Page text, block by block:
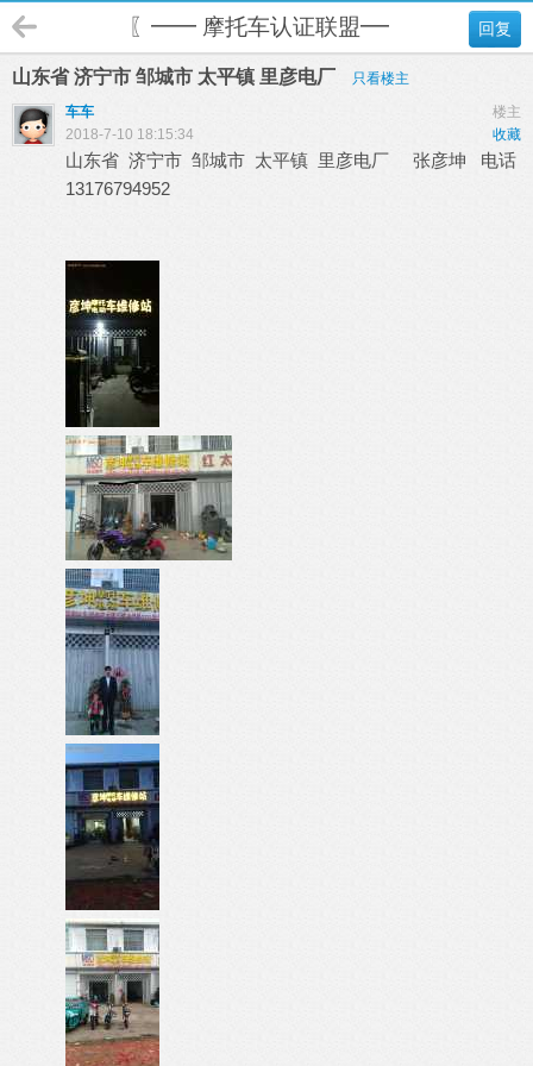
回复
〖━━ 摩托车认证联盟━━〗
山东省 济宁市 邹城市 太平镇 里彦电厂
只看楼主
楼主
车车
收藏
2018-7-10 18:15:34
山东省 济宁市 邹城市 太平镇 里彦电厂 张彦坤 电话
13176794952